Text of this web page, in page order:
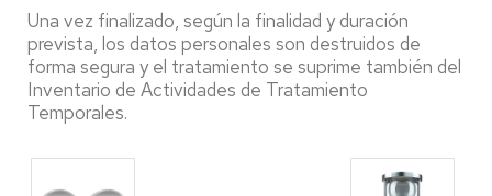
Una vez finalizado, según la finalidad y duración
prevista, los datos personales son destruidos de
forma segura y el tratamiento se suprime también del
Inventario de Actividades de Tratamiento
Temporales.